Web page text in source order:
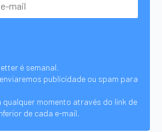
é semanal.
publicidade ou spam para
qualquer momento através do link de
de cada e-mail.